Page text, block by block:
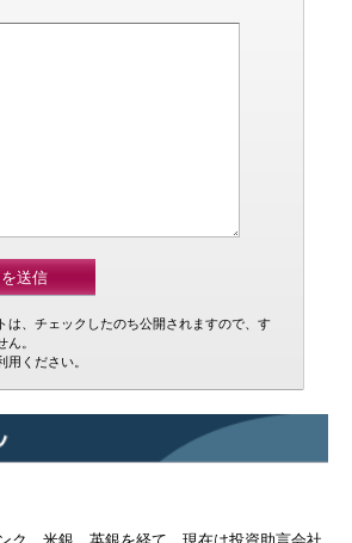
は、チェックしたのち公開されますので、す
ん。
用ください。